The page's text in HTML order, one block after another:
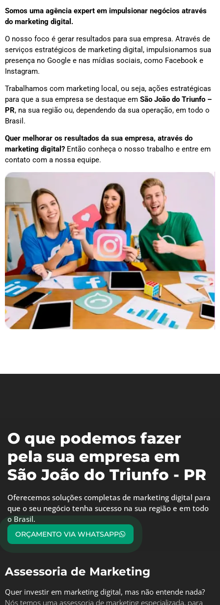
Somos uma agência expert em impulsionar negócios através
do marketing digital.
O nosso foco é gerar resultados para sua empresa. Através de
serviços estratégicos de marketing digital, impulsionamos sua
presença no Google e nas mídias sociais, como Facebook e
Instagram.
Trabalhamos com marketing local, ou seja, ações estratégicas
para que a sua empresa se destaque em São João do Triunfo –
PR, na sua região ou, dependendo da sua operação, em todo o
Brasil.
Quer melhorar os resultados da sua empresa, através do
marketing digital? Então conheça o nosso trabalho e entre em
contato com a nossa equipe.
O que podemos fazer
pela sua empresa em
São João do Triunfo - PR
Oferecemos soluções completas de marketing digital para
que o seu negócio tenha sucesso na sua região e em todo
o Brasil.
ORÇAMENTO VIA WHATSAPP
Assessoria de Marketing
Quer investir em marketing digital, mas não entende nada?
Nós temos uma assessoria de marketing especializada, para